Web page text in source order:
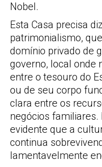
Nobel.
Esta Casa precisa
patrimonialismo,
domínio privado de
governo, local onde
entre o tesouro do
ou de seu corpo
clara entre os
negócios
evidente que a
continua
lamentavelmente